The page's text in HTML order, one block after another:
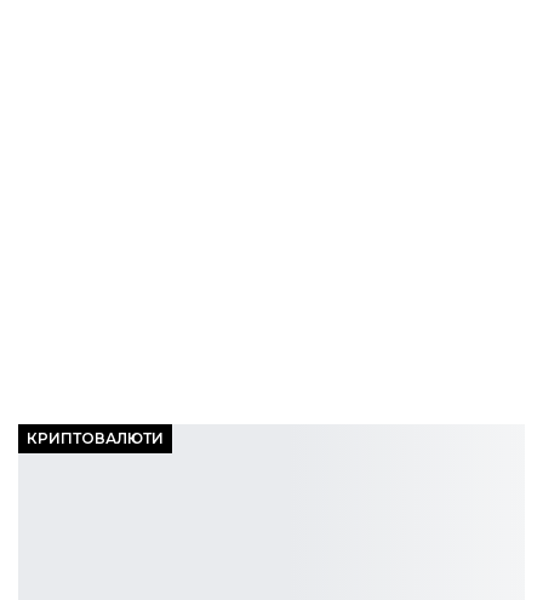
КРИПТОВАЛЮТИ